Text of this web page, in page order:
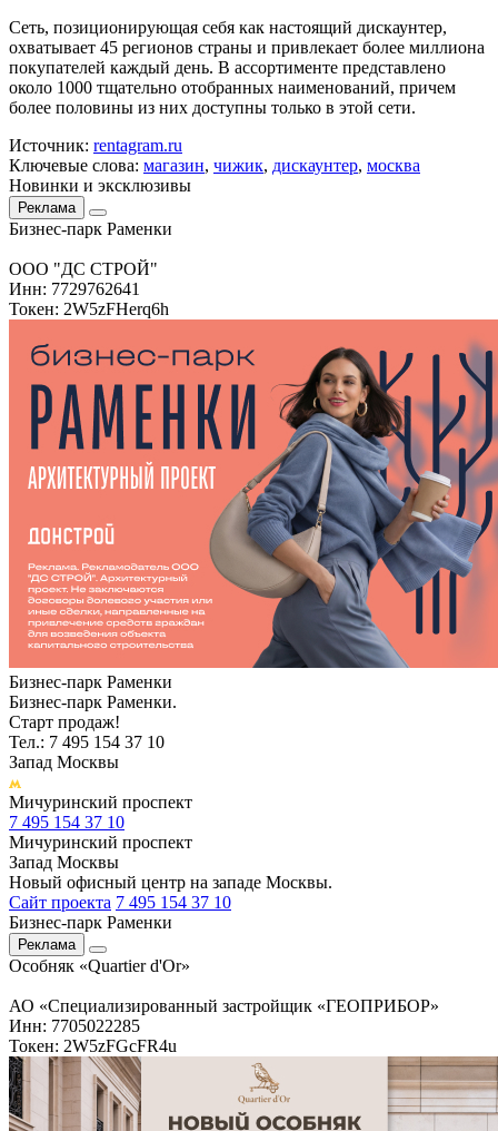
Сеть, позиционирующая себя как настоящий дискаунтер,
охватывает 45 регионов страны и привлекает более миллиона
покупателей каждый день. В ассортименте представлено
около 1000 тщательно отобранных наименований, причем
более половины из них доступны только в этой сети.
Источник: rentagram.ru
Ключевые слова: магазин, чижик, дискаунтер, москва
Новинки и эксклюзивы
Реклама
Бизнес-парк Раменки
ООО "ДС СТРОЙ"
Инн: 7729762641
Токен: 2W5zFHerq6h
Бизнес-парк Раменки
Бизнес-парк Раменки.
Старт продаж!
Тел.: 7 495 154 37 10
Запад Москвы
Мичуринский проспект
7 495 154 37 10
Мичуринский проспект
Запад Москвы
Новый офисный центр на западе Москвы.
Сайт проекта 7 495 154 37 10
Бизнес-парк Раменки
Реклама
Особняк «Quartier d'Or»
АО «Специализированный застройщик «ГЕОПРИБОР»
Инн: 7705022285
Токен: 2W5zFGcFR4u